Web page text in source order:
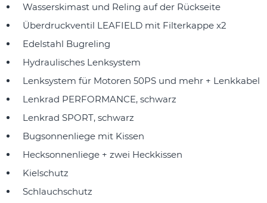
Wasserskimast und Reling auf der Rückseite
Überdruckventil LEAFIELD mit Filterkappe x2
Edelstahl Bugreling
Hydraulisches Lenksystem
Lenksystem für Motoren 50PS und mehr + Lenkkabel
Lenkrad PERFORMANCE, schwarz
Lenkrad SPORT, schwarz
Bugsonnenliege mit Kissen
Hecksonnenliege + zwei Heckkissen
Kielschutz
Schlauchschutz